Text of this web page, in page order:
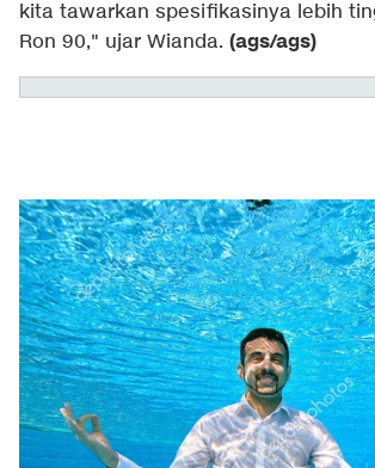
kita tawarkan spesifikasinya lebih
Ron 90," ujar Wianda. (ags/ags)